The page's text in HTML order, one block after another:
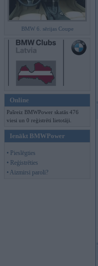
BMW 6. sērijas Coupe
Online
Pašreiz BMWPower skatās 476
viesi un 0 reģistrēti lietotāji.
Ienākt BMWPower
• Pieslēgties
• Reģistrēties
• Aizmirsi paroli?